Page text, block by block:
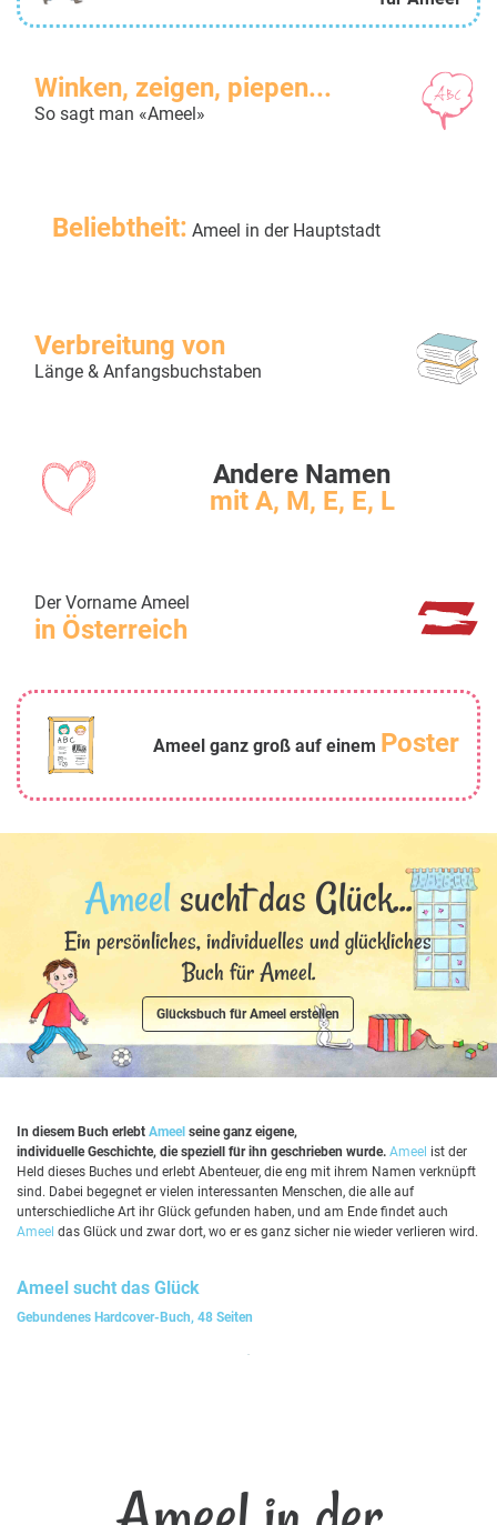
Winken, zeigen, piepen...
So sagt man «Ameel»
Beliebtheit: Ameel in der Hauptstadt
Verbreitung von
Länge & Anfangsbuchstaben
Andere Namen
mit A, M, E, E, L
Der Vorname Ameel
in Österreich
Ameel ganz groß auf einem Poster
Ameelsucht das Glück...
Ein persönliches, individuelles und glückliches
Buch für Ameel.
Glücksbuch für Ameel erstellen
In diesem Buch erlebt Ameel seine ganz eigene,
individuelle Geschichte, die speziell für ihn geschrieben wurde. Ameel ist der
Held dieses Buches und erlebt Abenteuer, die eng mit ihrem Namen verknüpft
sind. Dabei begegnet er vielen interessanten Menschen, die alle auf
unterschiedliche Art ihr Glück gefunden haben, und am Ende findet auch
Ameel das Glück und zwar dort, wo er es ganz sicher nie wieder verlieren wird.
Ameel sucht das Glück
Gebundenes Hardcover-Buch, 48 Seiten